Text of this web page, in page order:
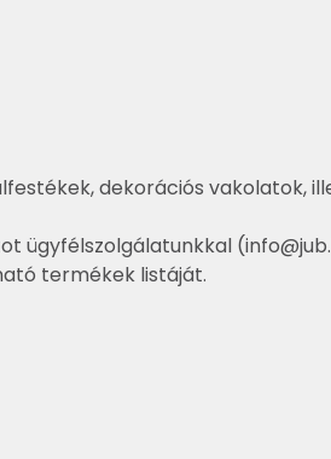
dekorációs
ügyfélszolgálatunkkal (
termékek listáját.